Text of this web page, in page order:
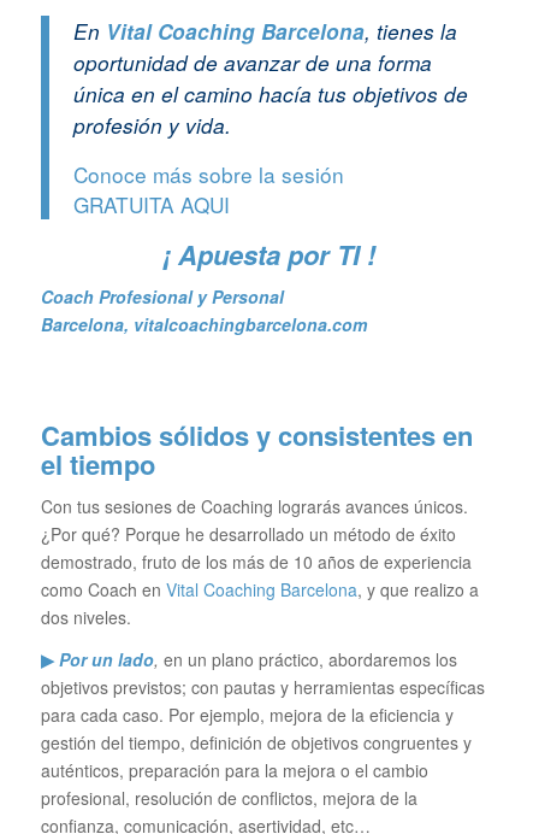
En Vital Coaching Barcelona, tienes la
oportunidad de avanzar de una forma
única en el camino hacía tus objetivos de
profesión y vida.
Conoce más sobre la sesión
GRATUITA AQUI
¡ Apuesta por TI !
Coach Profesional y Personal
Barcelona, vitalcoachingbarcelona.com
Cambios sólidos y consistentes en
el tiempo
Con tus sesiones de Coaching lograrás avances únicos.
¿Por qué? Porque he desarrollado un método de éxito
demostrado, fruto de los más de 10 años de experiencia
como Coach en Vital Coaching Barcelona, y que realizo a
dos niveles.
▶Por un lado, en un plano práctico, abordaremos los
objetivos previstos; con pautas y herramientas específicas
para cada caso. Por ejemplo, mejora de la eficiencia y
gestión del tiempo, definición de objetivos congruentes y
auténticos, preparación para la mejora o el cambio
profesional, resolución de conflictos, mejora de la
confianza, comunicación, asertividad, etc…